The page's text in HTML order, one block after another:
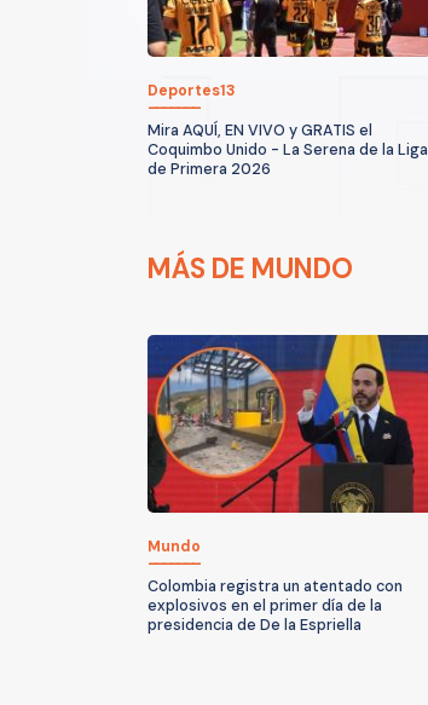
Deportes13
Mira AQUÍ, EN VIVO y GRATIS el
Coquimbo Unido - La Serena de la Liga
de Primera 2026
MÁS DE MUNDO
Mundo
Colombia registra un atentado con
explosivos en el primer día de la
presidencia de De la Espriella